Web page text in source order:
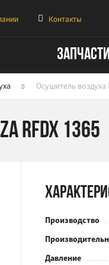
Контакты
ЗАПЧАСТИ
Осушитель воздуха
RFDx 1365
Производство
Давление